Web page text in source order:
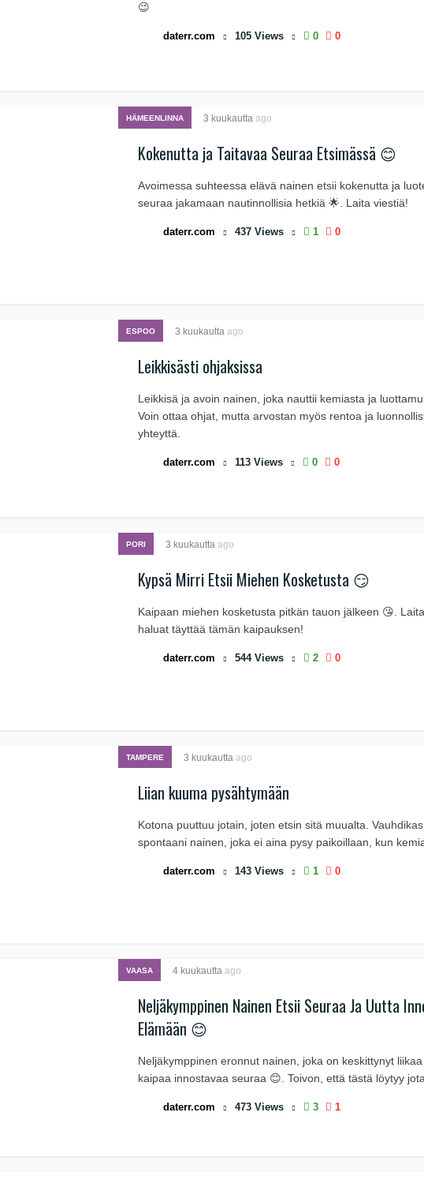
😉
daterr.com 105 Views 0 0
HÄMEENLINNA 3 kuukautta ago
Kokenutta ja Taitavaa Seuraa Etsimässä 😊
Avoimessa suhteessa elävä nainen etsii kokenutta ja
seuraa jakamaan nautinnollisia hetkiä 🌟. Laita viestiä!
daterr.com 437 Views 1 0
ESPOO 3 kuukautta ago
Leikkisästi ohjaksissa
Leikkisä ja avoin nainen, joka nauttii kemiasta ja
Voin ottaa ohjat, mutta arvostan myös rentoa ja
yhteyttä.
daterr.com 113 Views 0 0
PORI 3 kuukautta ago
Kypsä Mirri Etsii Miehen Kosketusta 😏
Kaipaan miehen kosketusta pitkän tauon jälkeen 😘.
haluat täyttää tämän kaipauksen!
daterr.com 544 Views 2 0
TAMPERE 3 kuukautta ago
Liian kuuma pysähtymään
Kotona puuttuu jotain, joten etsin sitä muualta.
spontaani nainen, joka ei aina pysy paikoillaan, kun
daterr.com 143 Views 1 0
VAASA 4 kuukautta ago
Neljäkymppinen Nainen Etsii Seuraa Ja Uutta
Elämään 😊
Neljäkymppinen eronnut nainen, joka on keskittynyt liikaa
kaipaa innostavaa seuraa 😊. Toivon, että tästä löytyy
daterr.com 473 Views 3 1